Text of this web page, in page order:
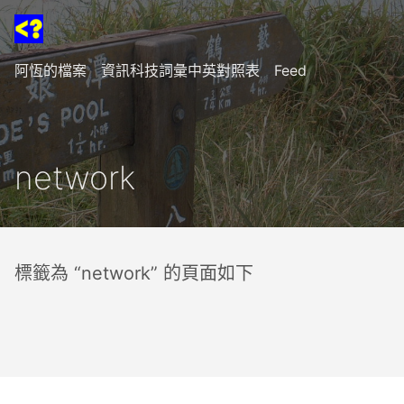
阿恆的檔案 資訊科技詞彙中英對照表 Feed
network
標籤為 “network” 的頁面如下